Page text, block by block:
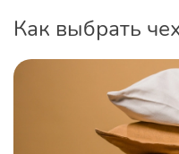
Как выбрать